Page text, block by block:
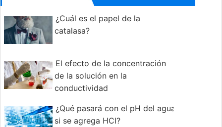
¿Cuál es el papel de la
catalasa?
El efecto de la concentración
de la solución en la
conductividad
¿Qué pasará con el pH del agua
si se agrega HCI?